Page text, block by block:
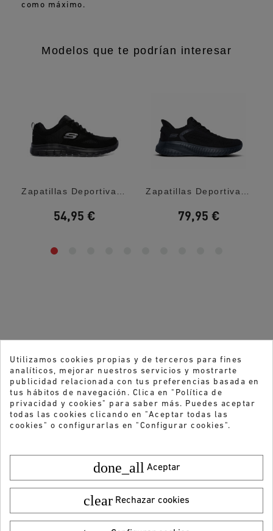
como máximo.
Modelos que te podrían interesar
54,95 € 79,95 €
Utilizamos cookies propias y de terceros para fines
analíticos, mejorar nuestros servicios y mostrarte
publicidad relacionada con tus preferencias basada en
tus hábitos de navegación. Clica en "Política de
privacidad y cookies" para saber más. Puedes aceptar
todas las cookies clicando en "Aceptar todas las
cookies" o configurarlas en "Configurar cookies".
done_all Aceptar
clear Rechazar cookies